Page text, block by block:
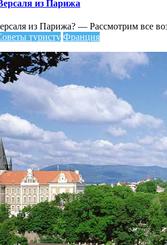
доехать
Версаля
из
Парижа
из Парижа
из Парижа? — Рассмотрим все
туристу Франция